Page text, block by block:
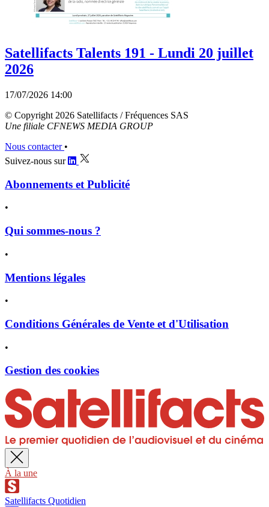
Satellifacts Talents 191 - Lundi 20 juillet
2026
17/07/2026 14:00
© Copyright 2026 Satellifacts / Fréquences SAS
Une filiale CFNEWS MEDIA GROUP
Nous contacter •
Suivez-nous sur
Abonnements et Publicité
•
Qui sommes-nous ?
•
Mentions légales
•
Conditions Générales de Vente et d'Utilisation
•
Gestion des cookies
À la une
Satellifacts Quotidien